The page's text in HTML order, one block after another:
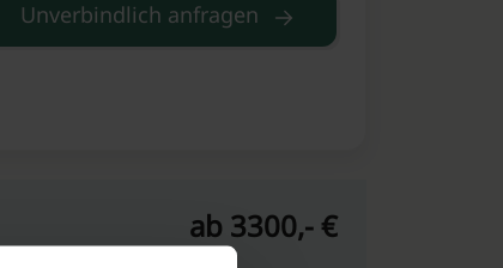
Unverbindlich anfragen
ab 3300,- €